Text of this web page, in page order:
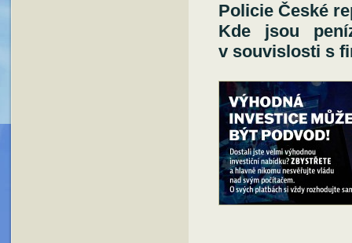
Policie České
Kde jsou
v souvislosti s